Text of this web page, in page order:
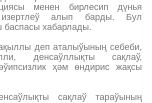
менен бирлесип дүнья
изертлеў алып барды. Бул
баспасы хабарлады.
деп аталыўының себеби,
денсаўллықты сақлаў,
ҳәм өндирис жақсы
сақлаў тараўының